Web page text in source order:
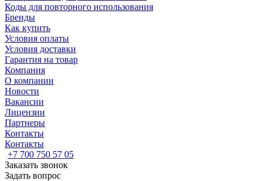
Коды для повторного использования
Бренды
Как купить
Условия оплаты
Условия доставки
Гарантия на товар
Компания
О компании
Новости
Вакансии
Лицензии
Партнеры
Контакты
Контакты
+7 700 750 57 05
Заказать звонок
Задать вопрос